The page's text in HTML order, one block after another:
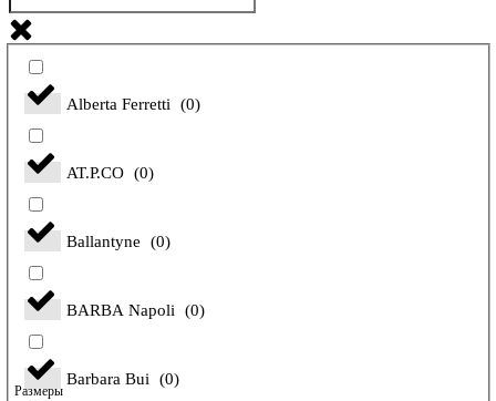
Alberta Ferretti (0)
AT.P.CO (0)
Ballantyne (0)
BARBA Napoli (0)
Barbara Bui (0)
Размеры